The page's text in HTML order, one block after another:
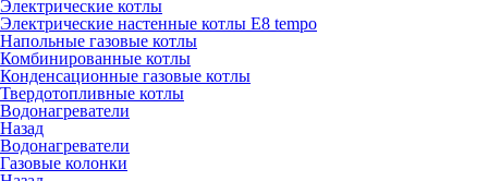
Электрические котлы
Электрические настенные котлы E8 tempo
Напольные газовые котлы
Комбинированные котлы
Конденсационные газовые котлы
Твердотопливные котлы
Водонагреватели
Назад
Водонагреватели
Газовые колонки